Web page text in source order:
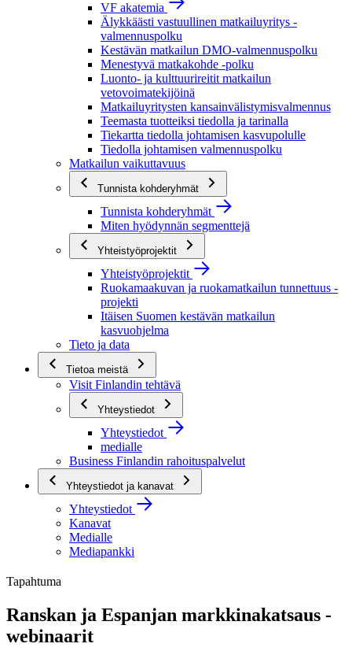
VF akatemia
Älykkäästi vastuullinen matkailuyritys -
valmennuspolku
Kestävän matkailun DMO-valmennuspolku
Menestyvä matkakohde -polku
Luonto- ja kulttuurireitit matkailun
vetovoimatekijöinä
Matkailuyritysten kansainvälistymisvalmennus
Teemasta tuotteiksi tiedolla ja tarinalla
Tiekartta tiedolla johtamisen kasvupolulle
Tiedolla johtamisen valmennuspolku
Matkailun vaikuttavuus
Tunnista kohderyhmät
Tunnista kohderyhmät
Miten hyödynnän segmenttejä
Yhteistyöprojektit
Yhteistyöprojektit
Ruokamaakuvan ja ruokamatkailun tunnettuus -
projekti
Itäisen Suomen kestävän matkailun
kasvuohjelma
Tieto ja data
Tietoa meistä
Visit Finlandin tehtävä
Yhteystiedot
Yhteystiedot
medialle
Business Finlandin rahoituspalvelut
Yhteystiedot ja kanavat
Yhteystiedot
Kanavat
Medialle
Mediapankki
Tapahtuma
Ranskan ja Espanjan markkinakatsaus -
webinaarit